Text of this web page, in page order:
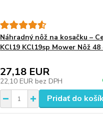
Náhradný nôž na kosačku –
KCl19 KCl19sp Mower Nôž 48
27,18 EUR
22,10 EUR bez DPH
Pridať do